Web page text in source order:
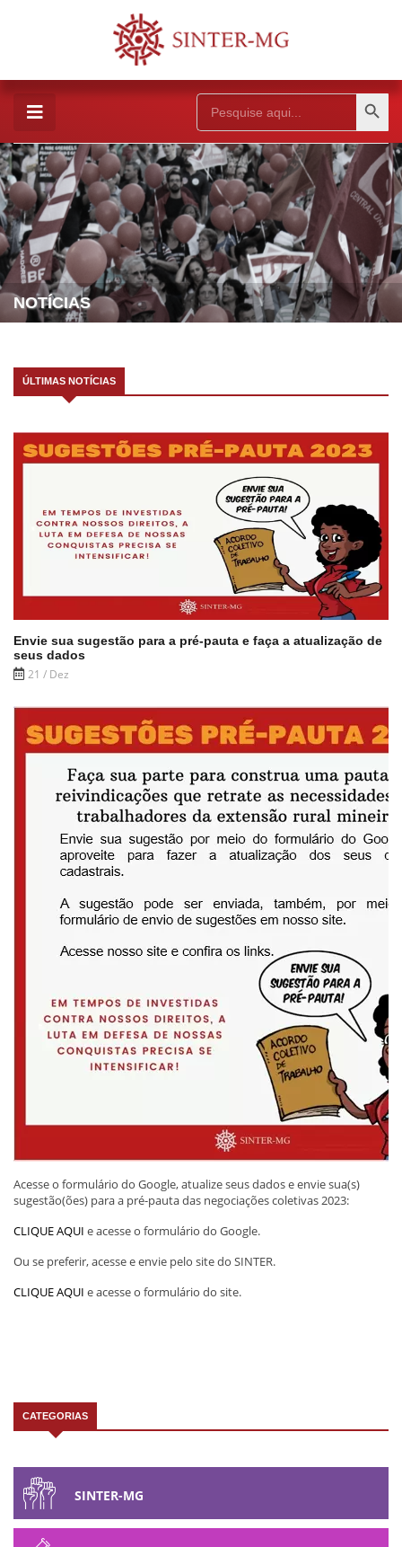
Search
for:
Search Button
NOTÍCIAS
ÚLTIMAS NOTÍCIAS
Envie sua sugestão para a pré-pauta e faça a atualização de
seus dados
21 / Dez
Acesse o formulário do Google, atualize seus dados e envie sua(s)
sugestão(ões) para a pré-pauta das negociações coletivas 2023:
CLIQUE AQUI e acesse o formulário do Google.
Ou se preferir, acesse e envie pelo site do SINTER.
CLIQUE AQUI e acesse o formulário do site.
CATEGORIAS
SINTER-MG